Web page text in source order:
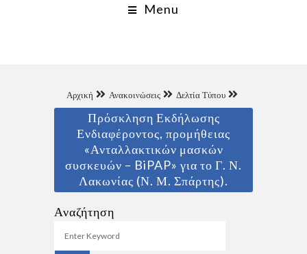
Menu
Αρχική Ανακοινώσεις Δελτία Τύπου
Πρόσκληση Εκδήλωσης
Ενδιαφέροντος, προμήθειας
«Ανταλλακτικών μασκών
συσκευών – BiPAP» για το Γ. Ν.
Λακωνίας (Ν. Μ. Σπάρτης).
Αναζήτηση